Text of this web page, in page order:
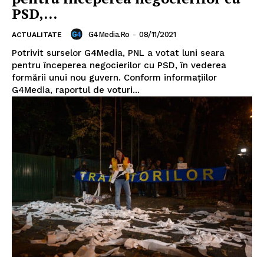
PSD,...
ACTUALITATE G4Media.ro - 08/11/2021
Potrivit surselor G4Media, PNL a votat luni seara
pentru începerea negocierilor cu PSD, în vederea
formării unui nou guvern. Conform informațiilor
G4Media, raportul de voturi...